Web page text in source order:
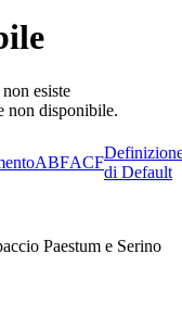
esiste
non disponibile.
ABFACF
di Default
Paestum e Serino